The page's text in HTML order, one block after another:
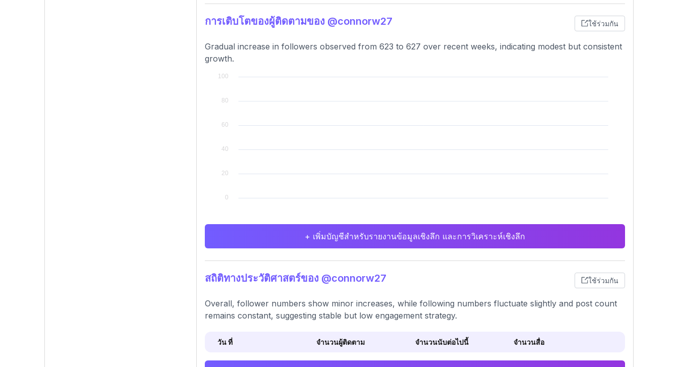
การเติบโตของผู้ติดตามของ @connorw27 ใช้ร่วมกัน
Gradual increase in followers observed from 623 to 627 over recent weeks, indicating modest but consistent
growth.
+ เพิ่มบัญชีสำหรับรายงานข้อมูลเชิงลึก และการวิเคราะห์เชิงลึก
สถิติทางประวัติศาสตร์ของ @connorw27 ใช้ร่วมกัน
Overall, follower numbers show minor increases, while following numbers fluctuate slightly and post count
remains constant, suggesting stable but low engagement strategy.
วัน ที่ จำนวนผู้ติดตาม จำนวนนับต่อไปนี้ จำนวนสื่อ